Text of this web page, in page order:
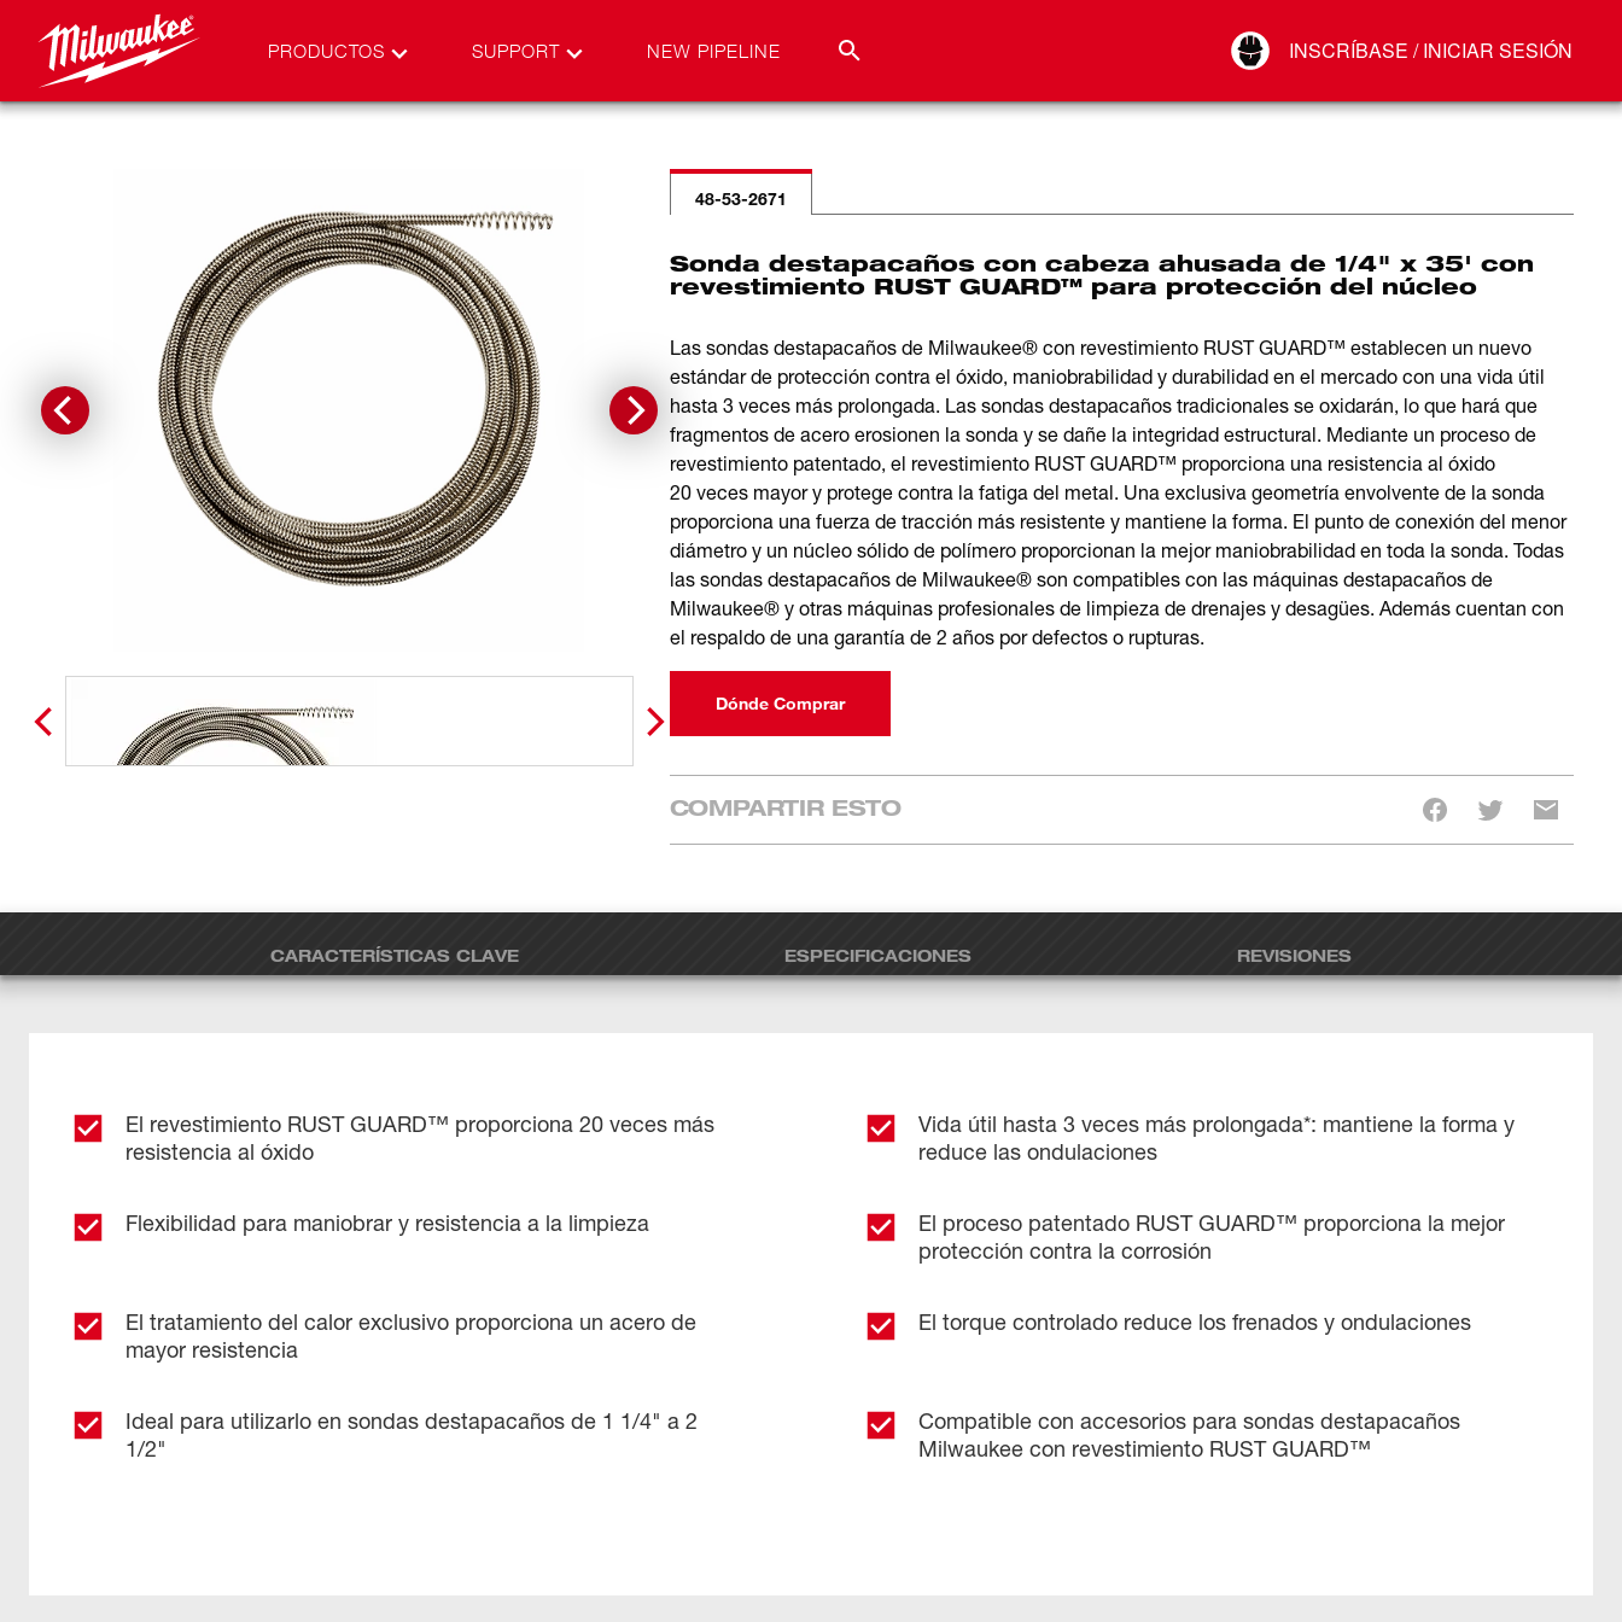
PRODUCTOS SUPPORT NEW PIPELINE INSCRÍBASE / INICIAR SESIÓN
Conectar
48-53-2671
Sonda destapacaños con cabeza ahusada de 1/4" x 35' con
revestimiento RUST GUARD™ para protección del núcleo
Las sondas destapacaños de Milwaukee® con revestimiento RUST GUARD™ establecen un nuevo
estándar de protección contra el óxido, maniobrabilidad y durabilidad en el mercado con una vida útil
hasta 3 veces más prolongada. Las sondas destapacaños tradicionales se oxidarán, lo que hará que
fragmentos de acero erosionen la sonda y se dañe la integridad estructural. Mediante un proceso de
revestimiento patentado, el revestimiento RUST GUARD™ proporciona una resistencia al óxido
20 veces mayor y protege contra la fatiga del metal. Una exclusiva geometría envolvente de la sonda
proporciona una fuerza de tracción más resistente y mantiene la forma. El punto de conexión del menor
diámetro y un núcleo sólido de polímero proporcionan la mejor maniobrabilidad en toda la sonda. Todas
las sondas destapacaños de Milwaukee® son compatibles con las máquinas destapacaños de
Milwaukee® y otras máquinas profesionales de limpieza de drenajes y desagües. Además cuentan con
el respaldo de una garantía de 2 años por defectos o rupturas.
Dónde Comprar
COMPARTIR ESTO
CARACTERÍSTICAS CLAVE ESPECIFICACIONES REVISIONES
El revestimiento RUST GUARD™ proporciona 20 veces más
resistencia al óxido
Vida útil hasta 3 veces más prolongada*: mantiene la forma y
reduce las ondulaciones
Flexibilidad para maniobrar y resistencia a la limpieza
El proceso patentado RUST GUARD™ proporciona la mejor
protección contra la corrosión
El tratamiento del calor exclusivo proporciona un acero de
mayor resistencia
El torque controlado reduce los frenados y ondulaciones
Ideal para utilizarlo en sondas destapacaños de 1 1/4" a 2
1/2"
Compatible con accesorios para sondas destapacaños
Milwaukee con revestimiento RUST GUARD™